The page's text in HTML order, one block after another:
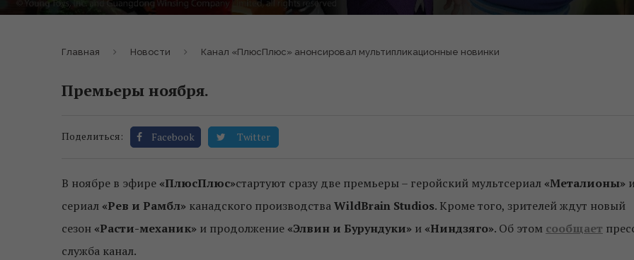
Главная Новости Канал «ПлюсПлюс» анонсировал мультипликационные новинки
Премьеры ноября.
Поделиться: Facebook Twitter
В ноябре в эфире «ПлюсПлюс»стартуют сразу две премьеры – геройский мультсериал «Металионы»
сериал «Рев и Рамбл» канадского производстваWildBrain Studios. Кроме того, зрителей ждут новый
сезон «Расти-механик» и продолжение «Элвин и Бурундуки» и «Ниндзяго». Об этом сообщает
служба канал.